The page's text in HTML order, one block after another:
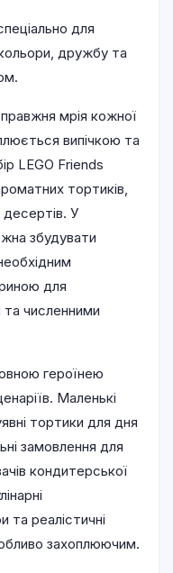
для
дружбу та
мрія кожної
випічкою та
LEGO Friends
тортиків,
десертів. У
збудувати
для
численними
героїнею
Маленькі
тортики для дня
замовлення для
кондитерської
та реалістичні
захоплюючим.